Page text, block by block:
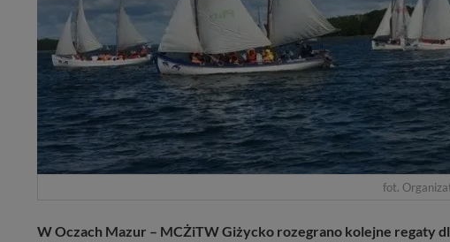
fot.
W Oczach Mazur – MCŻiTW Giżycko rozegrano kolejne regaty